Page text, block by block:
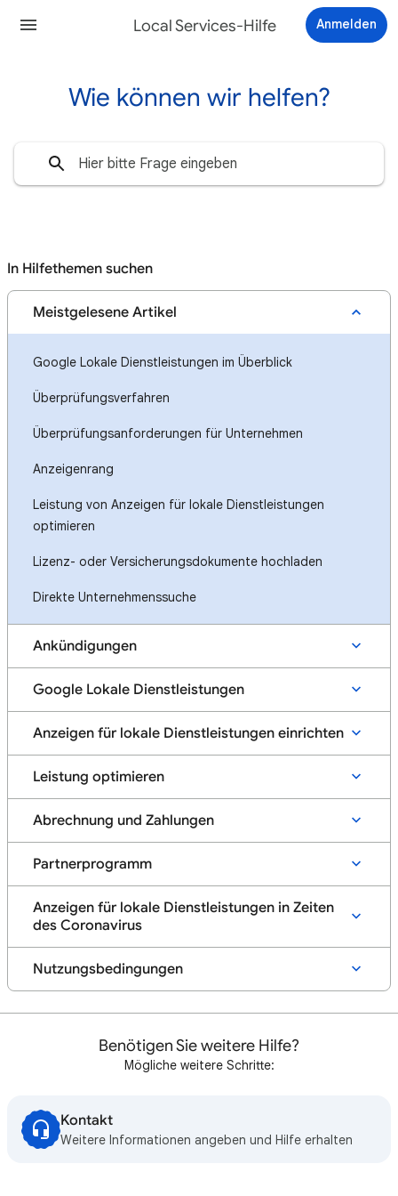
Local Services-Hilfe Anmelden
Wie können wir helfen?
In Hilfethemen suchen
Meistgelesene Artikel
Google Lokale Dienstleistungen im Überblick
Überprüfungsverfahren
Überprüfungsanforderungen für Unternehmen
Anzeigenrang
Leistung von Anzeigen für lokale Dienstleistungen
optimieren
Lizenz- oder Versicherungsdokumente hochladen
Direkte Unternehmenssuche
Ankündigungen
Google Lokale Dienstleistungen
Anzeigen für lokale Dienstleistungen einrichten
Leistung optimieren
Abrechnung und Zahlungen
Partnerprogramm
Anzeigen für lokale Dienstleistungen in Zeiten
des Coronavirus
Nutzungsbedingungen
Benötigen Sie weitere Hilfe?
Mögliche weitere Schritte:
Kontakt
Weitere Informationen angeben und Hilfe erhalten